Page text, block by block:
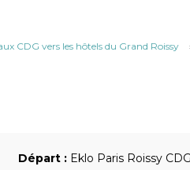
CDG vers les hôtels du Grand Roissy
Départ : Eklo Paris Roissy CDG